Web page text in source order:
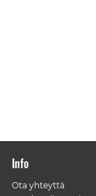
Info
Ota yhteyttä